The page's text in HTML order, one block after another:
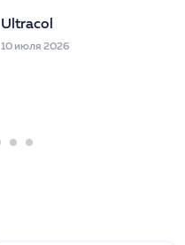
Ultracol
10 июля 2026